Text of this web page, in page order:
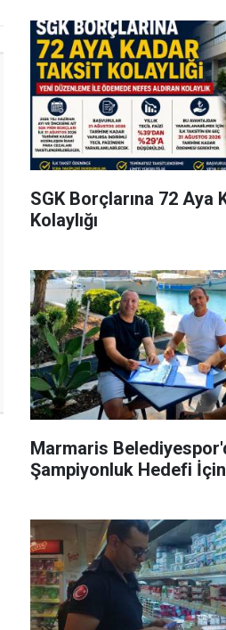
SGK Borçlarına 72 Aya
Kolaylığı
Marmaris
Şampiyonluk Hedefi